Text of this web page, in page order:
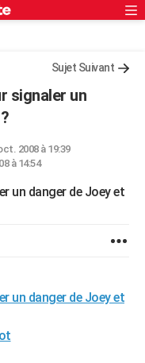
Sujet Suivant
signaler un
2008 à 19:39
à 14:54
un danger de Joey et
un danger de Joey et